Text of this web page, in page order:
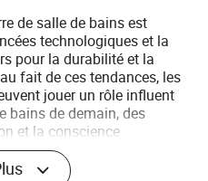
de salle de bains est
technologiques et la
pour la durabilité et la
fait de ces tendances, les
jouer un rôle influent
bains de demain, des
et la conscience